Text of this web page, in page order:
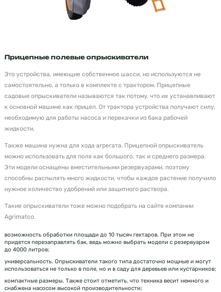
Прицепные полевые опрыскиватели
Это устройства, имеющие собственное шасси, но используются не
самостоятельно, а только в комплекте с трактором. Прицепные
садовые опрыскиватели называются так потому, что их устанавливают
к основной машине как прицеп. От трактора устройства получают силу,
необходимую для работы насоса и перекачки из бака рабочей
жидкости.
Также машина нужна для хода агрегата. Прицепной опрыскиватель
можно использовать для поля как большого, так и среднего размера.
Эти модели оснащены вместительными резервуарами, поэтому
способны распылять много жидкости, чтобы каждое растение получило
нужное количество удобрений или защитного раствора.
Такие опрыскиватели тоже можно подобрать на сайте компании
Agrimatco.
возможность обработки площади до 10 тысяч гектаров. При этом не
придется перезаправлять бак, ведь можно выбрать модели с резервуаром
до 4000 литров;
универсальность. Опрыскиватели такого типа достаточно мощные и могут
использоваться не только в поле, но и в саду для деревьев или кустарников;
компактные размеры. Также стоит отметить, что техника весит немного и
снабжена насосом высокой производительности;